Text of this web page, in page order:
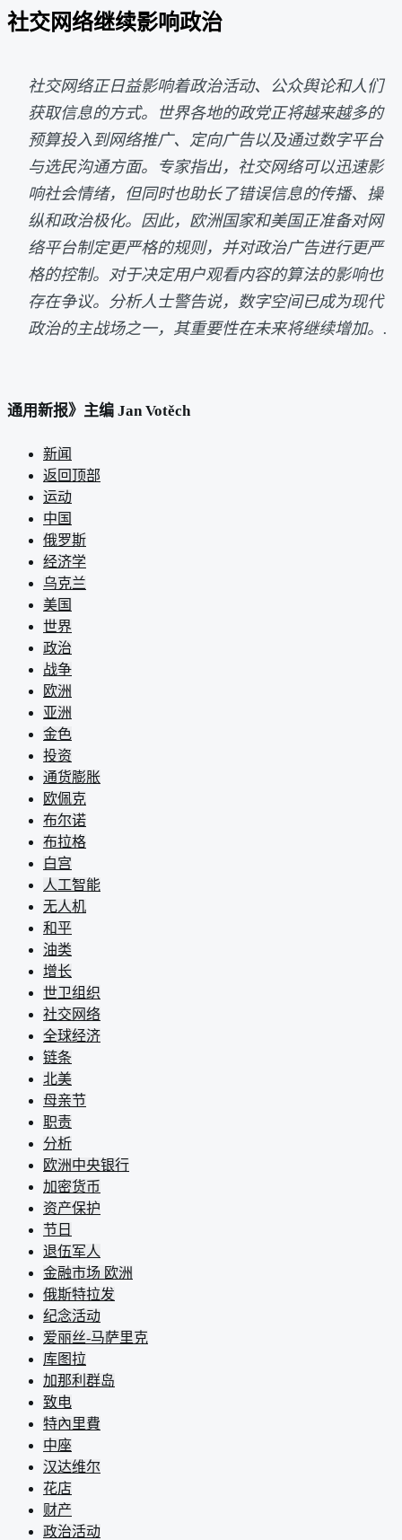
社交网络继续影响政治
社交网络正日益影响着政治活动、公众舆论和人们
获取信息的方式。世界各地的政党正将越来越多的
预算投入到网络推广、定向广告以及通过数字平台
与选民沟通方面。专家指出，社交网络可以迅速影
响社会情绪，但同时也助长了错误信息的传播、操
纵和政治极化。因此，欧洲国家和美国正准备对网
络平台制定更严格的规则，并对政治广告进行更严
格的控制。对于决定用户观看内容的算法的影响也
存在争议。分析人士警告说，数字空间已成为现代
政治的主战场之一，其重要性在未来将继续增加。.
通用新报》主编 Jan Votěch
新闻
返回顶部
运动
中国
俄罗斯
经济学
乌克兰
美国
世界
政治
战争
欧洲
亚洲
金色
投资
通货膨胀
欧佩克
布尔诺
布拉格
白宫
人工智能
无人机
和平
油类
增长
世卫组织
社交网络
全球经济
链条
北美
母亲节
职责
分析
欧洲中央银行
加密货币
资产保护
节日
退伍军人
金融市场 欧洲
俄斯特拉发
纪念活动
爱丽丝-马萨里克
库图拉
加那利群岛
致电
特內里費
中座
汉达维尔
花店
财产
政治活动